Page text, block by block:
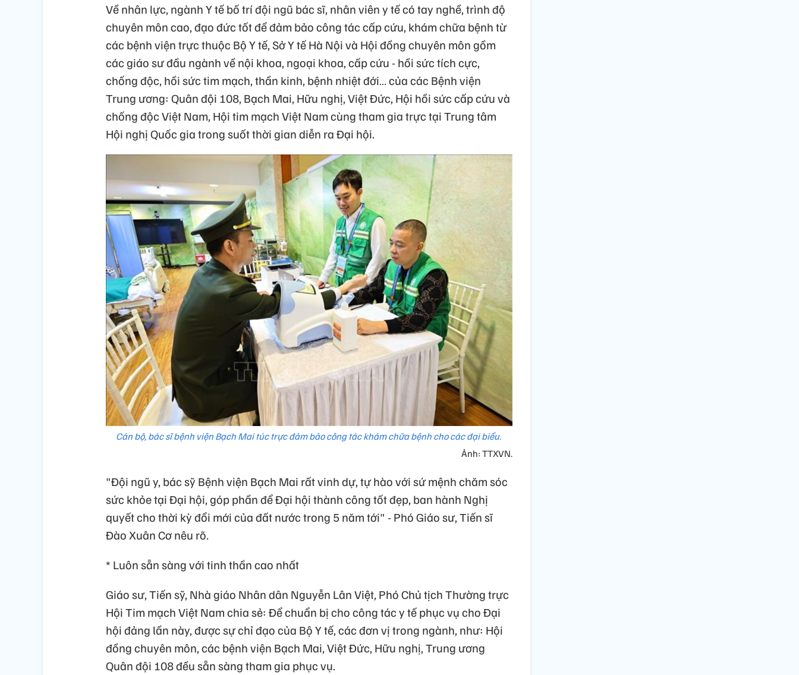
Về nhân lực, ngành Y tế bố trí đội ngũ bác sĩ, nhân viên y tế có tay nghề, trình độ
chuyên môn cao, đạo đức tốt để đảm bảo công tác cấp cứu, khám chữa bệnh từ
các bệnh viện trực thuộc Bộ Y tế, Sở Y tế Hà Nội và Hội đồng chuyên môn gồm
các giáo sư đầu ngành về nội khoa, ngoại khoa, cấp cứu - hồi sức tích cực,
chống độc, hồi sức tim mạch, thần kinh, bệnh nhiệt đới… của các Bệnh viện
Trung ương: Quân đội 108, Bạch Mai, Hữu nghị, Việt Đức, Hội hồi sức cấp cứu và
chống độc Việt Nam, Hội tim mạch Việt Nam cùng tham gia trực tại Trung tâm
Hội nghị Quốc gia trong suốt thời gian diễn ra Đại hội.
Cán bộ, bác sĩ bệnh viện Bạch Mai túc trực đảm bảo công tác khám chữa bệnh cho các đại biểu.
Ảnh: TTXVN.
"Đội ngũ y, bác sỹ Bệnh viện Bạch Mai rất vinh dự, tự hào với sứ mệnh chăm sóc
sức khỏe tại Đại hội, góp phần để Đại hội thành công tốt đẹp, ban hành Nghị
quyết cho thời kỳ đổi mới của đất nước trong 5 năm tới" - Phó Giáo sư, Tiến sĩ
Đào Xuân Cơ nêu rõ.
* Luôn sẵn sàng với tinh thần cao nhất
Giáo sư, Tiến sỹ, Nhà giáo Nhân dân Nguyễn Lân Việt, Phó Chủ tịch Thường trực
Hội Tim mạch Việt Nam chia sẻ: Để chuẩn bị cho công tác y tế phục vụ cho Đại
hội đảng lần này, được sự chỉ đạo của Bộ Y tế, các đơn vị trong ngành, như: Hội
đồng chuyên môn, các bệnh viện Bạch Mai, Việt Đức, Hữu nghị, Trung ương
Quân đội 108 đều sẵn sàng tham gia phục vụ.